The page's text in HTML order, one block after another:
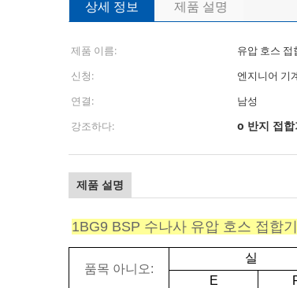
상세 정보 제품 설명
제품 이름: 유압 호스 접
신청:
엔지니어 기
연결:
남성
강조하다:
o 반지 접합
제품 설명
1BG9 BSP 수나사 유압 호스 접합기
품목 아니오:
실
E